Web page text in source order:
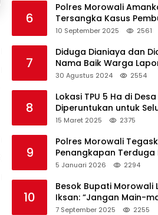
6
Polres Morowali
Tersangka Kasus
WNA di Desa Topogaro
10 September 2025 2561
7
Diduga Dianiaya dan
Nama Baik Warga
Oknum Kades dan
30 Agustus 2024 2554
8
Lokasi TPU 5 Ha di
Diperuntukan untuk
15 Maret 2025 2375
9
Polres Morowali
Penangkapan Terduga
Pembakaran Kantor PT
5 Januari 2026 2294
10
Besok Bupati Morowali
Iksan: “Jangan Main-
Saya Pantau”
7 September 2025 2255